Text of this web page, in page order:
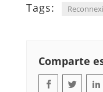
Tags:
Comparte